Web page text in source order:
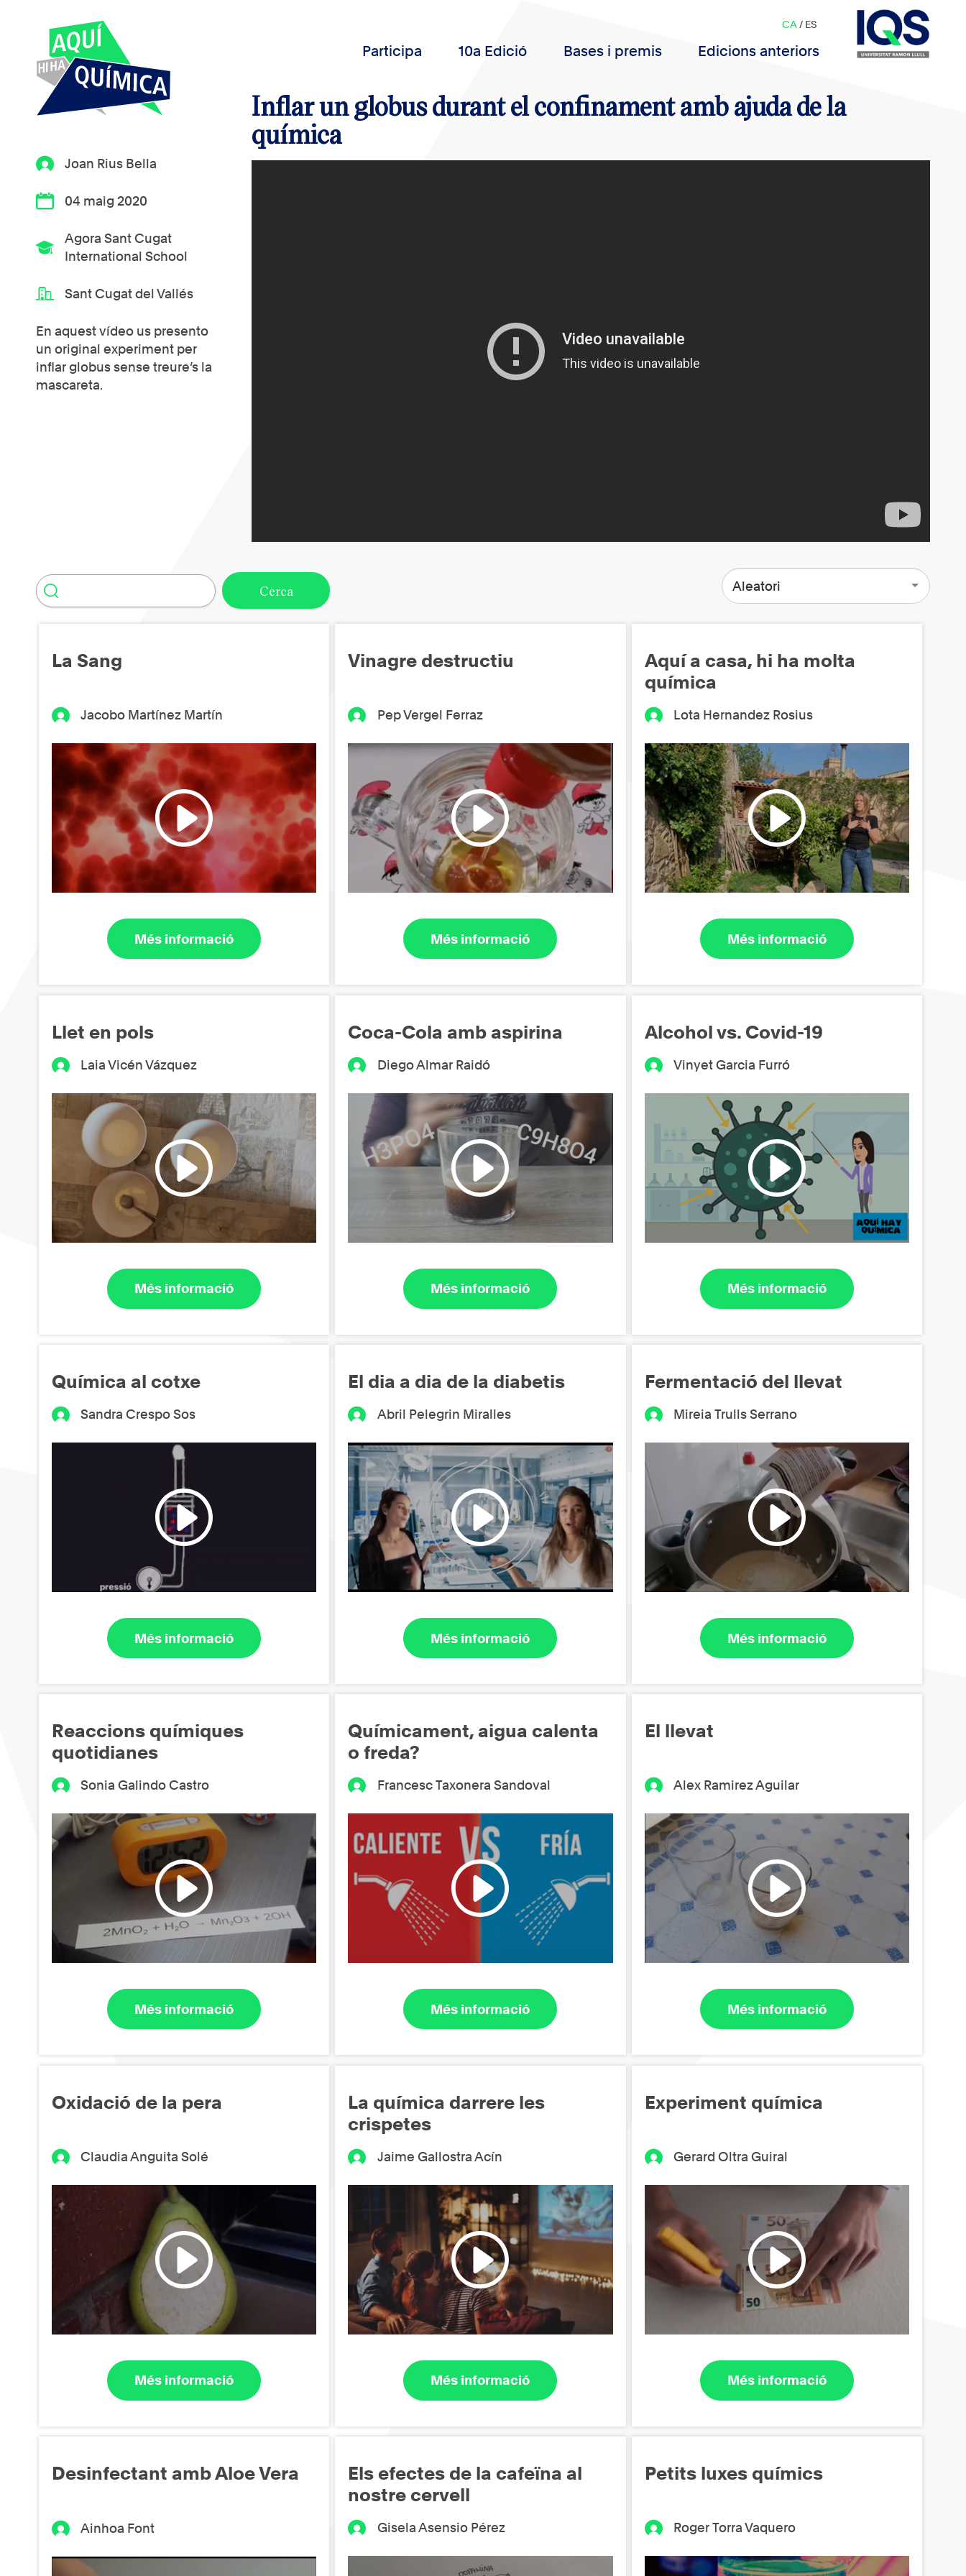
Participa 10a Edició Bases i premis Edicions anteriors
CA/ ES
Joan Rius Bella
04 maig 2020
Agora Sant Cugat
International School
Sant Cugat del Vallés
En aquest vídeo us presento
un original experiment per
inflar globus sense treure’s la
mascareta.
Inflar un globus durant el confinament amb ajuda de la
química
Aleatori
La Sang
Jacobo Martínez Martín
Més informació
Vinagre destructiu
Pep Vergel Ferraz
Més informació
Aquí a casa, hi ha molta
química
Lota Hernandez Rosius
Més informació
Llet en pols
Laia Vicén Vázquez
Més informació
Coca-Cola amb aspirina
Diego Almar Raidó
Més informació
Alcohol vs. Covid-19
Vinyet Garcia Furró
Més informació
Química al cotxe
Sandra Crespo Sos
Més informació
El dia a dia de la diabetis
Abril Pelegrin Miralles
Més informació
Fermentació del llevat
Mireia Trulls Serrano
Més informació
Reaccions químiques
quotidianes
Sonia Galindo Castro
Més informació
Químicament, aigua calenta
o freda?
Francesc Taxonera Sandoval
Més informació
El llevat
Alex Ramirez Aguilar
Més informació
Oxidació de la pera
Claudia Anguita Solé
Més informació
La química darrere les
crispetes
Jaime Gallostra Acín
Més informació
Experiment química
Gerard Oltra Guiral
Més informació
Desinfectant amb Aloe Vera
Ainhoa Font
Els efectes de la cafeïna al
nostre cervell
Gisela Asensio Pérez
Petits luxes químics
Roger Torra Vaquero